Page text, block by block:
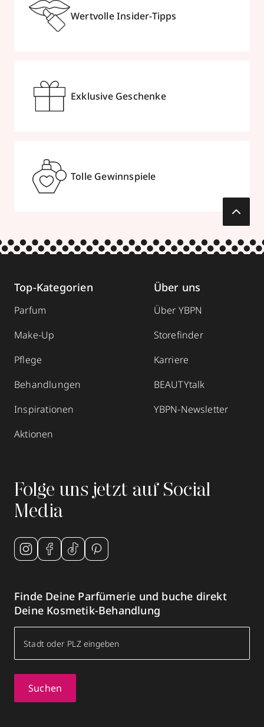
Wertvolle Insider-Tipps
Exklusive Geschenke
Tolle Gewinnspiele
Top-Kategorien
Parfum
Make-Up
Pflege
Behandlungen
Inspirationen
Aktionen
Über uns
Über YBPN
Storefinder
Karriere
BEAUTYtalk
YBPN-Newsletter
Folge uns jetzt auf Social
Media
Finde Deine Parfümerie und buche direkt
Deine Kosmetik-Behandlung
Suchen